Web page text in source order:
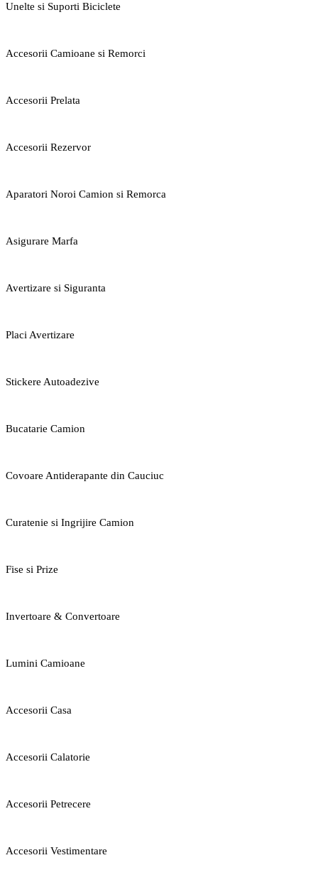
Unelte si Suporti Biciclete
Accesorii Camioane si Remorci
Accesorii Prelata
Accesorii Rezervor
Aparatori Noroi Camion si Remorca
Asigurare Marfa
Avertizare si Siguranta
Placi Avertizare
Stickere Autoadezive
Bucatarie Camion
Covoare Antiderapante din Cauciuc
Curatenie si Ingrijire Camion
Fise si Prize
Invertoare & Convertoare
Lumini Camioane
Accesorii Casa
Accesorii Calatorie
Accesorii Petrecere
Accesorii Vestimentare